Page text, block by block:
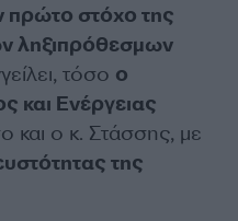
πρώτο στόχο της
ληξιπρόθεσμων
τόσο ο
και Ενέργειας
και ο κ. Στάσσης, με
της